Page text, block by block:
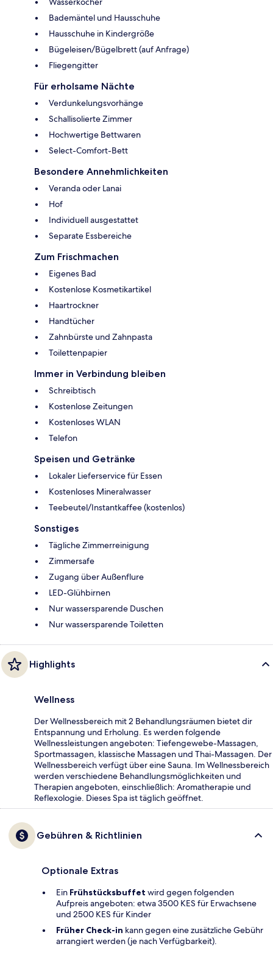
Bademäntel und Hausschuhe
Hausschuhe in Kindergröße
Bügeleisen/Bügelbrett (auf Anfrage)
Fliegengitter
Für erholsame Nächte
Verdunkelungsvorhänge
Schallisolierte Zimmer
Hochwertige Bettwaren
Select-Comfort-Bett
Besondere Annehmlichkeiten
Veranda oder Lanai
Hof
Individuell ausgestattet
Separate Essbereiche
Zum Frischmachen
Eigenes Bad
Kostenlose Kosmetikartikel
Haartrockner
Handtücher
Zahnbürste und Zahnpasta
Toilettenpapier
Immer in Verbindung bleiben
Schreibtisch
Kostenlose Zeitungen
Kostenloses WLAN
Telefon
Speisen und Getränke
Lokaler Lieferservice für Essen
Kostenloses Mineralwasser
Teebeutel/Instantkaffee (kostenlos)
Sonstiges
Tägliche Zimmerreinigung
Zimmersafe
Zugang über Außenflure
LED-Glühbirnen
Nur wassersparende Duschen
Nur wassersparende Toiletten
Highlights
Wellness
Der Wellnessbereich mit 2 Behandlungsräumen bietet dir
Entspannung und Erholung. Es werden folgende
Wellnessleistungen angeboten: Tiefengewebe-Massagen,
Sportmassagen, klassische Massagen und Thai-Massagen. Der
Wellnessbereich verfügt über eine Sauna. Im Wellnessbereich
werden verschiedene Behandlungsmöglichkeiten und
Therapien angeboten, einschließlich: Aromatherapie und
Reflexologie. Dieses Spa ist täglich geöffnet.
Gebühren & Richtlinien
Optionale Extras
Ein Frühstücksbuffet wird gegen folgenden
Aufpreis angeboten: etwa 3500 KES für Erwachsene
und 2500 KES für Kinder
Früher Check-in kann gegen eine zusätzliche Gebühr
arrangiert werden (je nach Verfügbarkeit).